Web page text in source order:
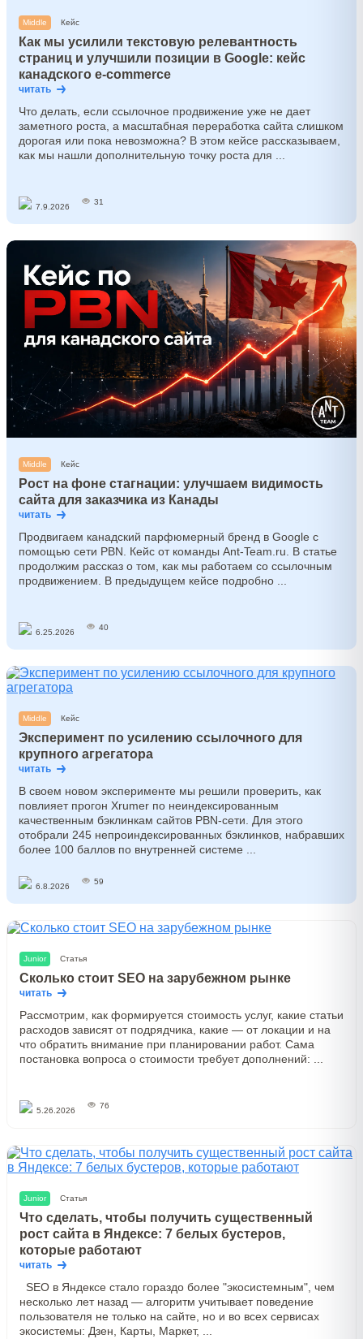
Middle Кейс
Как мы усилили текстовую релевантность
страниц и улучшили позиции в Google: кейс
канадского e-commerce
читать
Что делать, если ссылочное продвижение уже не дает
заметного роста, а масштабная переработка сайта слишком
дорогая или пока невозможна? В этом кейсе рассказываем,
как мы нашли дополнительную точку роста для ...
7.9.2026
31
Middle Кейс
Рост на фоне стагнации: улучшаем видимость
сайта для заказчика из Канады
читать
Продвигаем канадский парфюмерный бренд в Google c
помощью сети PBN. Кейс от команды Ant-Team.ru. В статье
продолжим рассказ о том, как мы работаем со ссылочным
продвижением. В предыдущем кейсе подробно ...
6.25.2026
40
Middle Кейс
Эксперимент по усилению ссылочного для
крупного агрегатора
читать
В своем новом эксперименте мы решили проверить, как
повлияет прогон Xrumer по неиндексированным
качественным бэклинкам сайтов PBN-сети. Для этого
отобрали 245 непроиндексированных бэклинков, набравших
более 100 баллов по внутренней системе ...
6.8.2026
59
Junior Статья
Сколько стоит SEO на зарубежном рынке
читать
Рассмотрим, как формируется стоимость услуг, какие статьи
расходов зависят от подрядчика, какие — от локации и на
что обратить внимание при планировании работ. Сама
постановка вопроса о стоимости требует дополнений: ...
5.26.2026
76
Junior Статья
Что сделать, чтобы получить существенный
рост сайта в Яндексе: 7 белых бустеров,
которые работают
читать
SEO в Яндексе стало гораздо более "экосистемным", чем
несколько лет назад — алгоритм учитывает поведение
пользователя не только на сайте, но и во всех сервисах
экосистемы: Дзен, Карты, Маркет, ...